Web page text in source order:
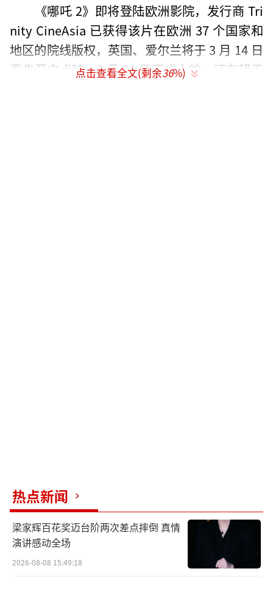
《哪吒 2》即将登陆欧洲影院，发行商 Tri
nity CineAsia 已获得该片在欧洲 37 个国家和
地区的院线版权，英国、爱尔兰将于 3 月 14 日
率先开启点映，3 月 21 日正式上映，还有望于
点击查看全文(剩余36%)
热点新闻
梁家辉百花奖迈台阶两次差点摔倒 真情
演讲感动全场
2026-08-08 15:49:18